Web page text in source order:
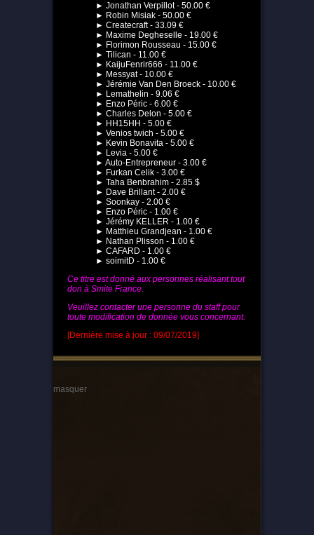
► Jonathan Verpillot - 50.00 €
► Robin Misiak - 50.00 €
► Createcraft - 33.09 €
► Maxime Degheselle - 19.00 €
► Florimon Rousseau - 15.00 €
► Tilican - 11.00 €
► KaijuFenrir666 - 11.00 €
► Messyat - 10.00 €
► Jérémie Van Den Broeck - 10.00 €
► Lemathelin - 9.06 €
► Enzo Péric - 6.00 €
► Charles Delon - 5.00 €
► HH15HH - 5.00 €
► Venios twich - 5.00 €
► Kevin Bonavita - 5.00 €
► Levia - 5.00 €
► Auto-Entrepreneur - 3.00 €
► Furkan Celik - 3.00 €
► Taha Benbrahim - 2.85 $
► Dave Brillant - 2.00 €
► Soonkay - 2.00 €
► Enzo Péric - 1.00 €
► Jérémy KELLER - 1.00 €
► Matthieu Grandjean - 1.00 €
► Nathan Plisson - 1.00 €
► CAFARD - 1.00 €
► soimitD - 1.00 €
Ce titre est donné aux personnes réalisant tout
don à Smite France.
Veuillez contacter une personne du staff pour
toute modification de donnée vous concernant.
[Dernière mise à jour : 09/07/2019]
masquer